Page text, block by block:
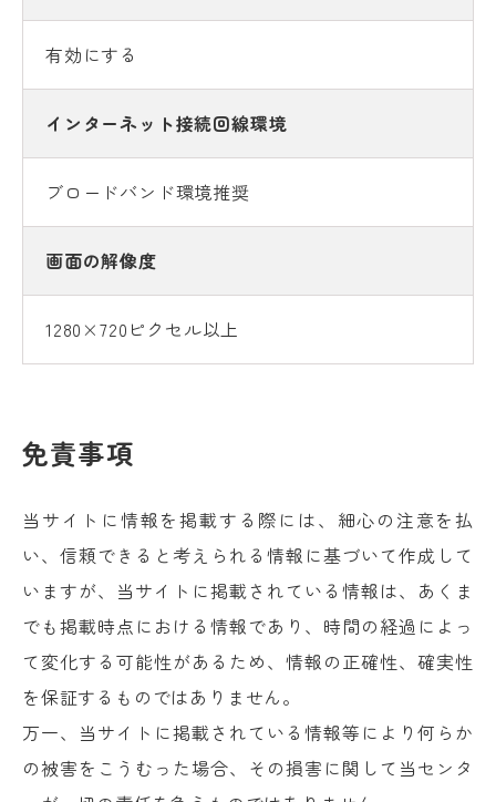
有効にする
インターネット接続回線環境
ブロードバンド環境推奨
画面の解像度
1280×720ピクセル以上
免責事項
当サイトに情報を掲載する際には、細心の注意を払
い、信頼できると考えられる情報に基づいて作成して
いますが、当サイトに掲載されている情報は、あくま
でも掲載時点における情報であり、時間の経過によっ
て変化する可能性があるため、情報の正確性、確実性
を保証するものではありません。
万一、当サイトに掲載されている情報等により何らか
の被害をこうむった場合、その損害に関して当センタ